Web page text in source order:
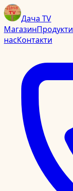
Дача TV
МагазинПродукти
насКонтакти